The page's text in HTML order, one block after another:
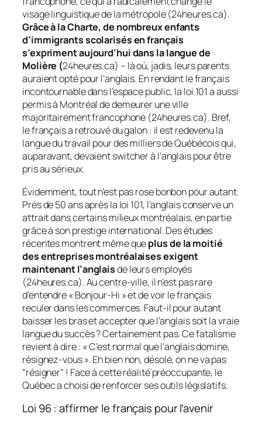
visage linguistique de la métropole (24heures.ca).
Grâce à la Charte, de nombreux enfants
d’immigrants scolarisés en français
s’expriment aujourd’hui dans la langue de
Molière (24heures.ca) – là où, jadis, leurs parents
auraient opté pour l’anglais. En rendant le français
incontournable dans l’espace public, la loi 101 a aussi
permis à Montréal de demeurer une ville
majoritairement francophone (24heures.ca). Bref,
le français a retrouvé du galon : il est redevenu la
langue du travail pour des milliers de Québécois qui,
auparavant, devaientswitcherà l’anglais pour être
pris au sérieux.
Évidemment, tout n’est pas rose bonbon pour autant.
Près de 50 ans après la loi 101, l’anglais conserve un
attrait dans certains milieux montréalais, en partie
grâce à son prestige international. Des études
récentes montrent même queplus de la moitié
des entreprises montréalaises exigent
maintenant l’anglaisde leurs employés
(24heures.ca). Au centre-ville, il n’est pas rare
d’entendre « Bonjour-Hi » et de voir le français
reculer dans les commerces. Faut-il pour autant
baisser les bras et accepter que l’anglais soit lavraie
langue du succès ? Certainement pas. Ce fatalisme
revient à dire : « C’est normal que l’anglais domine,
résignez-vous ». Eh bien non, désolé, on ne va pas
“résigner” ! Face à cette réalité préoccupante, le
Québec a choisi de renforcer ses outils législatifs.
Loi 96 : affirmer le français pour l’avenir